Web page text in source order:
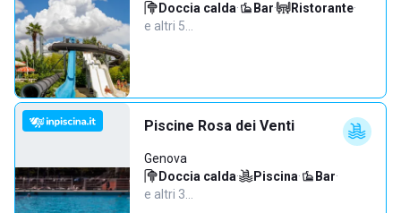
Doccia calda· Bar· Ristorante·
e altri 5…
Piscine Rosa dei Venti
Genova
Doccia calda· Piscina· Bar·
e altri 3…